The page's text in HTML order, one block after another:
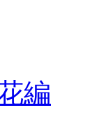
編